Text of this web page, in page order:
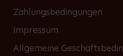
Zahlungsbedingungen
Impressum
Allgemeine